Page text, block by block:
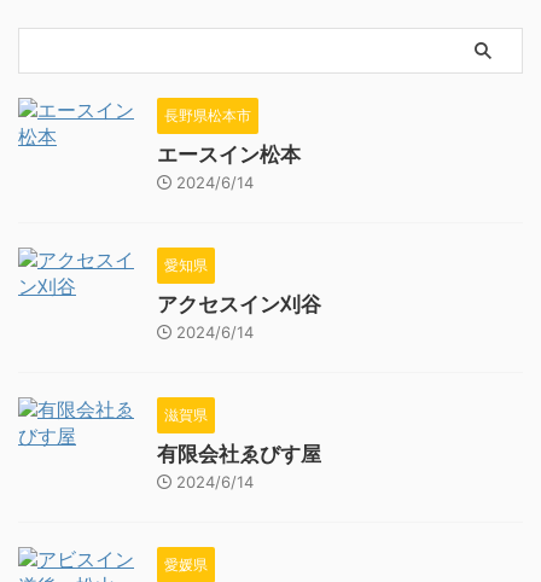
長野県松本市
エースイン松本
2024/6/14
愛知県
アクセスイン刈谷
2024/6/14
滋賀県
有限会社ゑびす屋
2024/6/14
愛媛県